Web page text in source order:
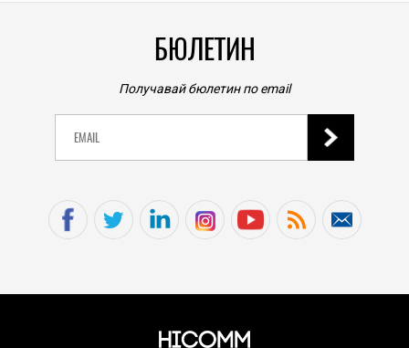
БЮЛЕТИН
Получавай бюлетин по email